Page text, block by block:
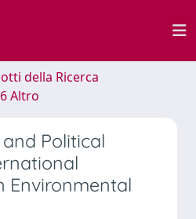
della Ricerca
Altro
Political
Environmental